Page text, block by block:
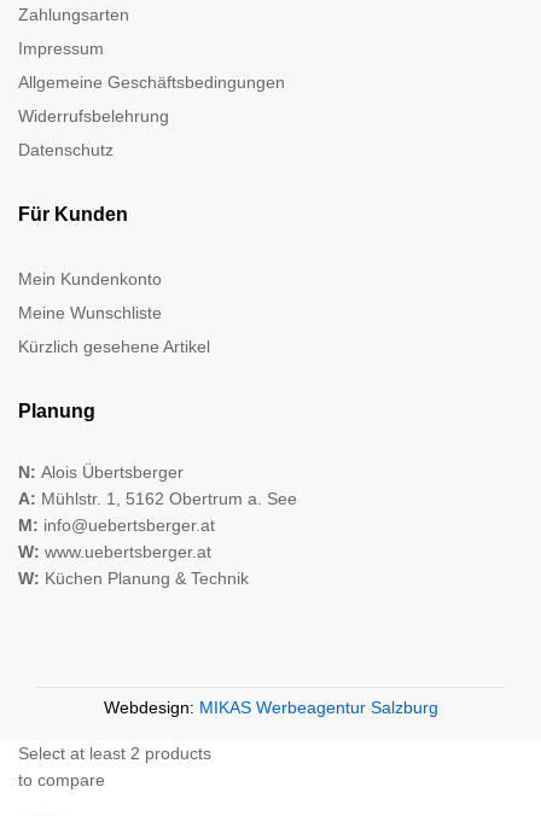
Zahlungsarten
Impressum
Allgemeine Geschäftsbedingungen
Widerrufsbelehrung
Datenschutz
Für Kunden
Mein Kundenkonto
Meine Wunschliste
Kürzlich gesehene Artikel
Planung
N: Alois Übertsberger
A: Mühlstr. 1, 5162 Obertrum a. See
M: info@uebertsberger.at
W: www.uebertsberger.at
W: Küchen Planung & Technik
Webdesign: MIKAS Werbeagentur Salzburg
Select at least 2 products
to compare